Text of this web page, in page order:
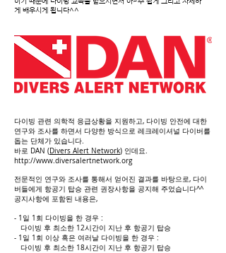
게 배우시게 됩니다^^
다이빙 관련 의학적 응급상황을 지원하고, 다이빙 안전에 대한
연구와 조사를 하면서 다양한 방식으로 레크레이셔널 다이버를
돕는 단체가 있습니다.
바로 DAN (Divers Alert Network) 인데요.
http://www.diversalertnetwork.org
전문적인 연구와 조사를 통해서 얻어진 결과를 바탕으로, 다이
버들에게 항공기 탑승 관련 권장사항을 공지해 주었습니다^^
공지사항에 포함된 내용은,
- 1일 1회 다이빙을 한 경우 :
다이빙 후 최소한 12시간이 지난 후 항공기 탑승
- 1일 1회 이상 혹은 여러날 다이빙을 한 경우 :
다이빙 후 최소한 18시간이 지난 후 항공기 탑승